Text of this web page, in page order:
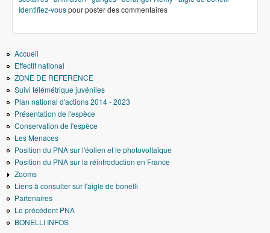
Identifiez-vouspour poster des commentaires
Accueil
Effectif national
ZONE DE REFERENCE
Suivi télémétrique juvéniles
Plan national d'actions 2014 - 2023
Présentation de l'espèce
Conservation de l'espèce
Les Menaces
Position du PNA sur l'éolien et le photovoltaïque
Position du PNA sur la réintroduction en France
Zooms
Liens à consulter sur l'aigle de bonelli
Partenaires
Le précédent PNA
BONELLI INFOS